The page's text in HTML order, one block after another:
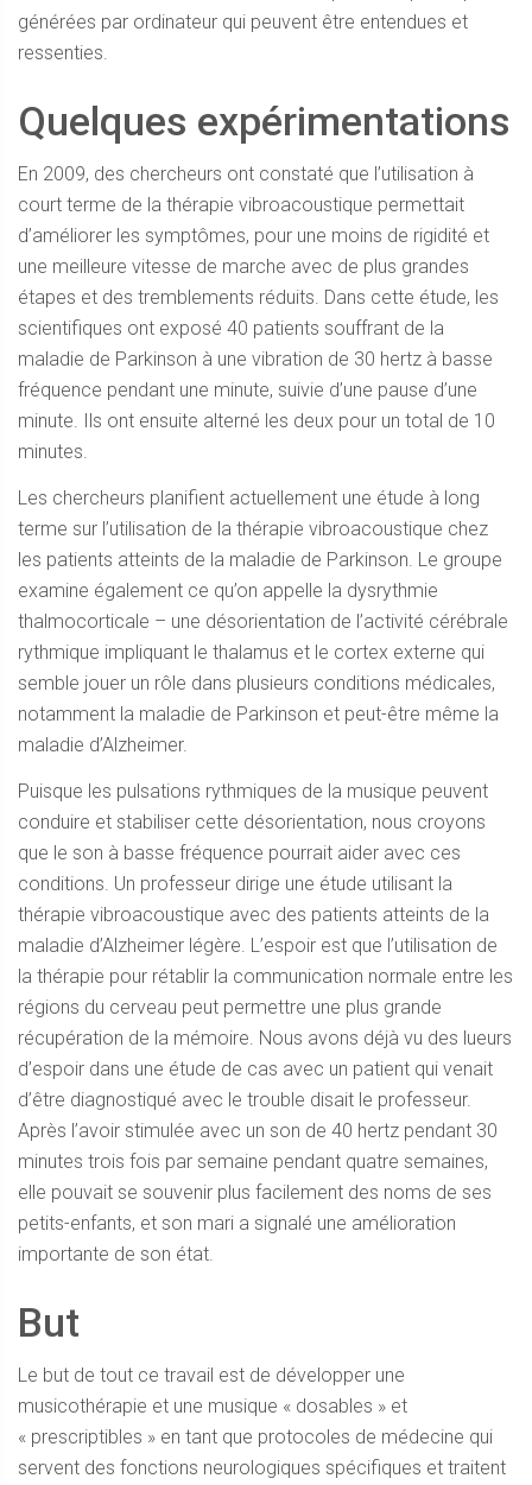
générées par ordinateur qui peuvent être entendues et
ressenties.
Quelques expérimentations
En 2009, des chercheurs ont constaté que l’utilisation à
court terme de la thérapie vibroacoustique permettait
d’améliorer les symptômes, pour une moins de rigidité et
une meilleure vitesse de marche avec de plus grandes
étapes et des tremblements réduits. Dans cette étude, les
scientifiques ont exposé 40 patients souffrant de la
maladie de Parkinson à une vibration de 30 hertz à basse
fréquence pendant une minute, suivie d’une pause d’une
minute. Ils ont ensuite alterné les deux pour un total de 10
minutes.
Les chercheurs planifient actuellement une étude à long
terme sur l’utilisation de la thérapie vibroacoustique chez
les patients atteints de la maladie de Parkinson. Le groupe
examine également ce qu’on appelle la dysrythmie
thalmocorticale – une désorientation de l’activité cérébrale
rythmique impliquant le thalamus et le cortex externe qui
semble jouer un rôle dans plusieurs conditions médicales,
notamment la maladie de Parkinson et peut-être même la
maladie d’Alzheimer.
Puisque les pulsations rythmiques de la musique peuvent
conduire et stabiliser cette désorientation, nous croyons
que le son à basse fréquence pourrait aider avec ces
conditions. Un professeur dirige une étude utilisant la
thérapie vibroacoustique avec des patients atteints de la
maladie d’Alzheimer légère. L’espoir est que l’utilisation de
la thérapie pour rétablir la communication normale entre les
régions du cerveau peut permettre une plus grande
récupération de la mémoire. Nous avons déjà vu des lueurs
d’espoir dans une étude de cas avec un patient qui venait
d’être diagnostiqué avec le trouble disait le professeur.
Après l’avoir stimulée avec un son de 40 hertz pendant 30
minutes trois fois par semaine pendant quatre semaines,
elle pouvait se souvenir plus facilement des noms de ses
petits-enfants, et son mari a signalé une amélioration
importante de son état.
But
Le but de tout ce travail est de développer une
musicothérapie et une musique « dosables » et
« prescriptibles » en tant que protocoles de médecine qui
servent des fonctions neurologiques spécifiques et traitent